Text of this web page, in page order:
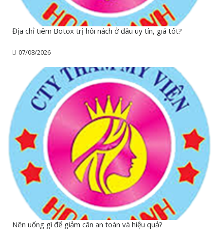
Địa chỉ tiêm Botox trị hôi nách ở đâu uy tín, giá tốt?
07/08/2026
Nên uống gì để giảm cân an toàn và hiệu quả?